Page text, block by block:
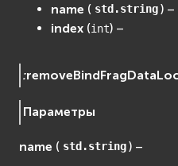
name ( std.string ) –
index (int) –
:
Параметры
name ( std.string ) –